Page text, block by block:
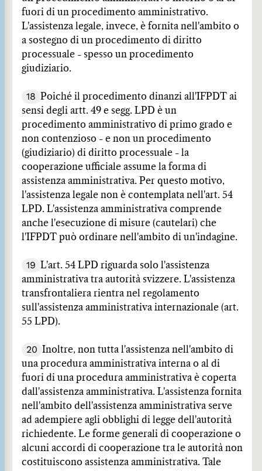
fuori di un procedimento amministrativo.
L'assistenza legale, invece, è fornita nell'ambito o
a sostegno di un procedimento di diritto
processuale - spesso un procedimento
giudiziario.
18
Poiché il procedimento dinanzi all'IFPDT ai
sensi degli artt. 49 e segg. LPD è un
procedimento amministrativo di primo grado e
non contenzioso - e non un procedimento
(giudiziario) di diritto processuale - la
cooperazione ufficiale assume la forma di
assistenza amministrativa. Per questo motivo,
l'assistenza legale non è contemplata nell'art. 54
LPD. L'assistenza amministrativa comprende
anche l'esecuzione di misure (cautelari) che
l'IFPDT può ordinare nell'ambito di un'indagine.
19
L'art. 54 LPD riguarda solo l'assistenza
amministrativa tra autorità svizzere. L'assistenza
transfrontaliera rientra nel regolamento
sull'assistenza amministrativa internazionale (art.
55 LPD).
20
Inoltre, non tutta l'assistenza nell'ambito di
una procedura amministrativa interna o al di
fuori di una procedura amministrativa è coperta
dall'assistenza amministrativa. L'assistenza fornita
nell'ambito dell'assistenza amministrativa serve
ad adempiere agli obblighi di legge dell'autorità
richiedente. Le forme generali di cooperazione o
alcuni accordi di cooperazione tra le autorità non
costituiscono assistenza amministrativa. Tale